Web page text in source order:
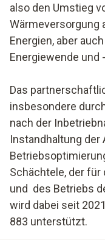
also den Umstieg
Wärmeversorgung
Energien, aber
Energiewende und
Das
insbesondere
nach der
Instandhaltung der
Schächtele, der für
und des Betriebs
wird dabei seit
883 unterstützt.